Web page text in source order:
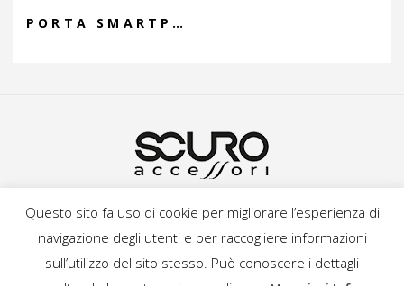
PORTA SMARTPHONE “NARCISO”
TERMINI E CONDIZIONI
CREDITS
Questo sito fa uso di cookie per migliorare l’esperienza di
navigazione degli utenti e per raccogliere informazioni
sull’utilizzo del sito stesso. Può conoscere i dettagli